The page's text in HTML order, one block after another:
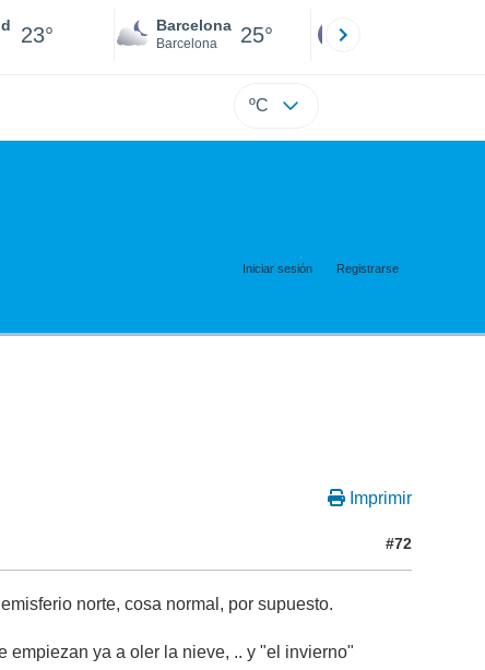
23° Barcelona
Barcelona 25°
ºC
Iniciar sesión Registrarse
Imprimir
#72
norte, cosa normal, por supuesto.
empiezan ya a oler la nieve, .. y "el invierno"